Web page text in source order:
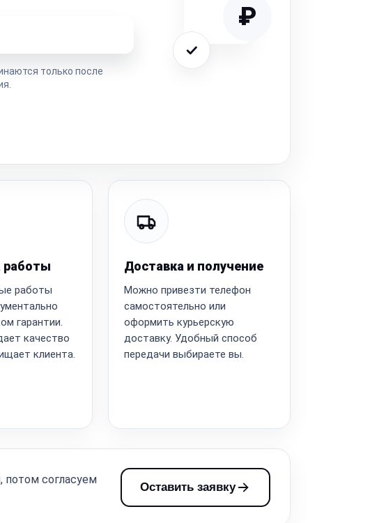
только после
₽
работы
работы
гарантии.
качество
клиента.
Доставка и получение
Можно привезти телефон
самостоятельно или
оформить курьерскую
доставку. Удобный способ
передачи выбираете вы.
потом согласуем
Оставить заявку